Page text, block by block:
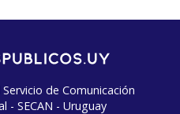
de Comunicación
- SECAN - Uruguay